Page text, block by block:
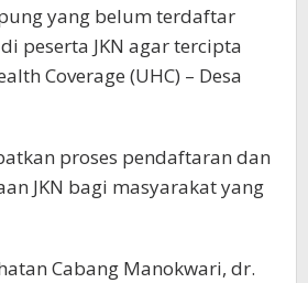
yang belum terdaftar
peserta JKN agar tercipta
Coverage (UHC) – Desa
proses pendaftaran dan
JKN bagi masyarakat yang
Cabang Manokwari, dr.